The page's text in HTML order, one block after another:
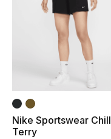
Nike Sportswear Chill
Terry